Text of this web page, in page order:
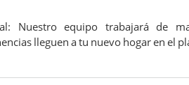
Nuestro equipo trabajará de
lleguen a tu nuevo hogar en el